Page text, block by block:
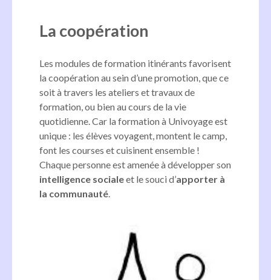
La coopération
Les modules de formation itinérants favorisent
la coopération au sein d’une promotion, que ce
soit à travers les ateliers et travaux de
formation, ou bien au cours de la vie
quotidienne. Car la formation à Univoyage est
unique : les élèves voyagent, montent le camp,
font les courses et cuisinent ensemble !
Chaque personne est amenée à développer son
intelligence socialeet le souci d’apporter à
la communauté.